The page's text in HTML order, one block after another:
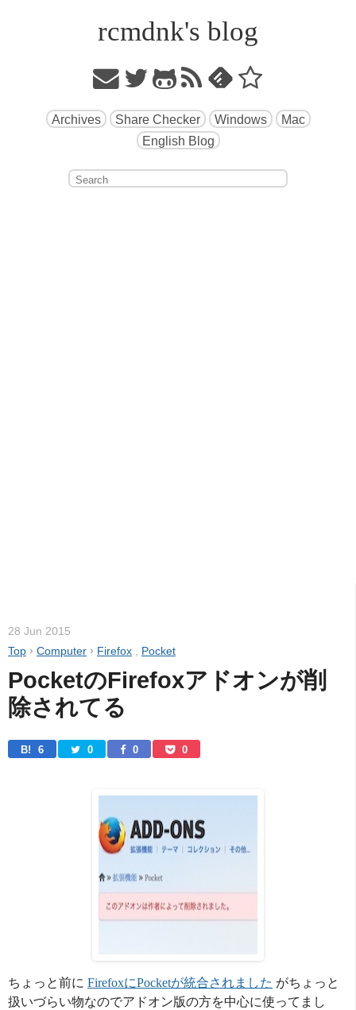
rcmdnk's blog
Archives Share Checker Windows
Mac
English Blog
28 Jun 2015
Top › Computer › Firefox Pocket
PocketのFirefoxアドオンが削
除されてる
B! 6 0 0 0
ちょっと前に FirefoxにPocketが統合されました がちょっと
扱いづらい物なのでアドオン版の方を中心に使ってまし